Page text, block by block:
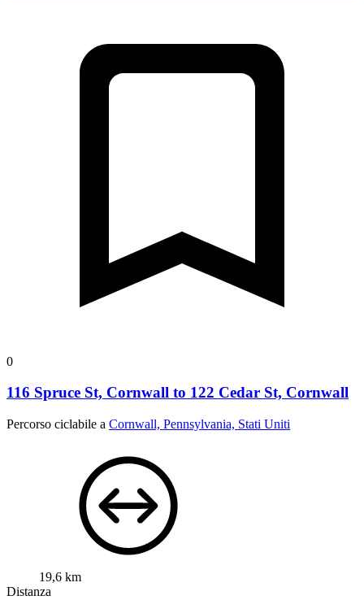
0
116 Spruce St, Cornwall to 122 Cedar St, Cornwall
Percorso ciclabile a Cornwall, Pennsylvania, Stati Uniti
19,6 km
Distanza